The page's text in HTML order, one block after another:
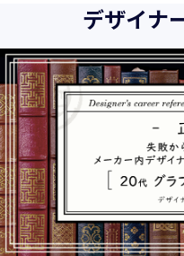
デザイナ